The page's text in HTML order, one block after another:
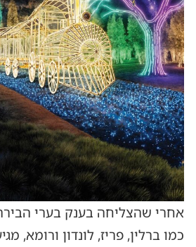
אחרי שהצליחה בענק בערי
כמו ברלין, פריז, לונדון ורומא,